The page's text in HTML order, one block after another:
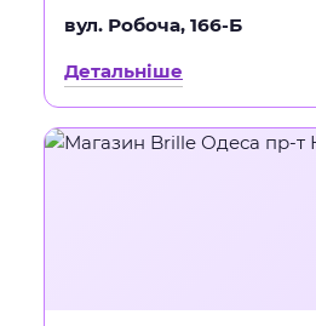
вул. Робоча, 166-Б
Детальніше